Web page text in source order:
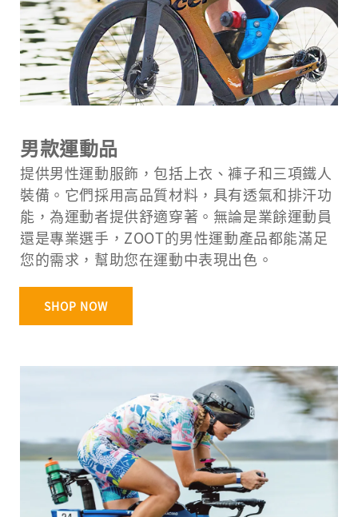
男款運動品
提供男性運動服飾，包括上衣、褲子和三項鐵人
裝備。它們採用高品質材料，具有透氣和排汗功
能，為運動者提供舒適穿著。無論是業餘運動員
還是專業選手，ZOOT的男性運動產品都能滿足
您的需求，幫助您在運動中表現出色。
SHOP NOW